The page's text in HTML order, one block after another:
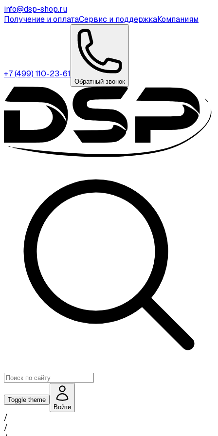
info@dsp-shop.ru
Получение и оплатаСервис и поддержкаКомпаниям
+7 (499) 110-23-61
Обратный звонок
Toggle theme
Войти
/
/